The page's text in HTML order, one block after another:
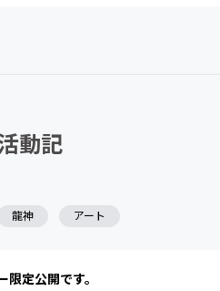
動記
龍神 アート
定公開です。